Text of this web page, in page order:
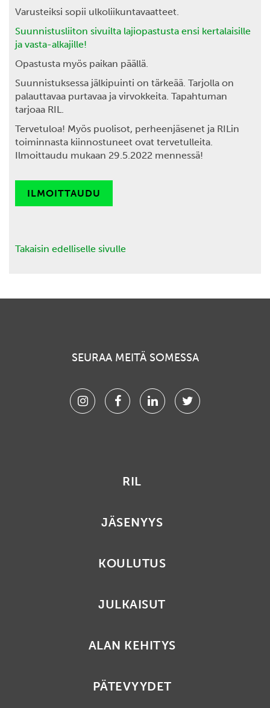
Varusteiksi sopii ulkoliikuntavaatteet.
Suunnistusliiton sivuilta lajiopastusta ensi kertalaisille
ja vasta-alkajille!
Opastusta myös paikan päällä.
Suunnistuksessa jälkipuinti on tärkeää. Tarjolla on
palauttavaa purtavaa ja virvokkeita. Tapahtuman
tarjoaa RIL.
Tervetuloa! Myös puolisot, perheenjäsenet ja RILin
toiminnasta kiinnostuneet ovat tervetulleita.
Ilmoittaudu mukaan 29.5.2022 mennessä!
ILMOITTAUDU
Takaisin edelliselle sivulle
SEURAA MEITÄ SOMESSA
InstagramFacebookLinkedinTwitter
RIL
JÄSENYYS
KOULUTUS
JULKAISUT
ALAN KEHITYS
PÄTEVYYDET